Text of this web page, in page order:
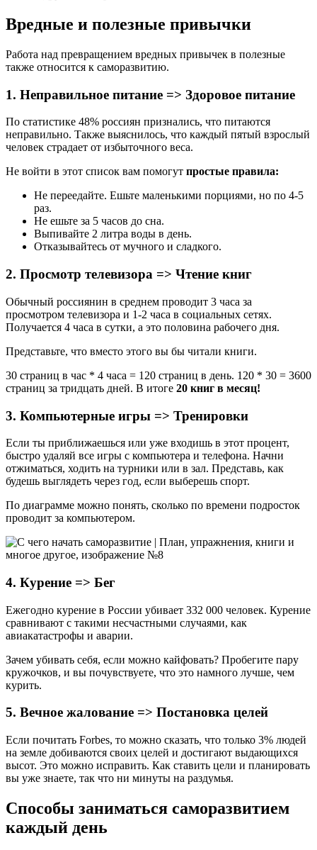
Вредные и полезные привычки
Работа над превращением вредных привычек в полезные
также относится к саморазвитию.
1. Неправильное питание => Здоровое питание
По статистике 48% россиян признались, что питаются
неправильно. Также выяснилось, что каждый пятый взрослый
человек страдает от избыточного веса.
Не войти в этот список вам помогут простые правила:
Не переедайте. Ешьте маленькими порциями, но по 4-5
раз.
Не ешьте за 5 часов до сна.
Выпивайте 2 литра воды в день.
Отказывайтесь от мучного и сладкого.
2. Просмотр телевизора => Чтение книг
Обычный россиянин в среднем проводит 3 часа за
просмотром телевизора и 1-2 часа в социальных сетях.
Получается 4 часа в сутки, а это половина рабочего дня.
Представьте, что вместо этого вы бы читали книги.
30 страниц в час * 4 часа = 120 страниц в день. 120 * 30 = 3600
страниц за тридцать дней. В итоге 20 книг в месяц!
3. Компьютерные игры => Тренировки
Если ты приближаешься или уже входишь в этот процент,
быстро удаляй все игры с компьютера и телефона. Начни
отжиматься, ходить на турники или в зал. Представь, как
будешь выглядеть через год, если выберешь спорт.
По диаграмме можно понять, сколько по времени подросток
проводит за компьютером.
4. Курение => Бег
Ежегодно курение в России убивает 332 000 человек. Курение
сравнивают с такими несчастными случаями, как
авиакатастрофы и аварии.
Зачем убивать себя, если можно кайфовать? Пробегите пару
кружочков, и вы почувствуете, что это намного лучше, чем
курить.
5. Вечное жалование => Постановка целей
Если почитать Forbes, то можно сказать, что только 3% людей
на земле добиваются своих целей и достигают выдающихся
высот. Это можно исправить. Как ставить цели и планировать
вы уже знаете, так что ни минуты на раздумья.
Способы заниматься саморазвитием
каждый день